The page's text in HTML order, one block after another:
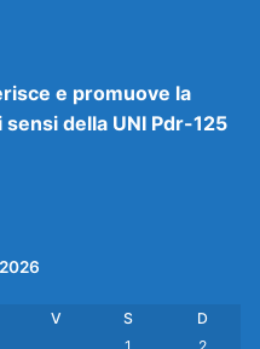
e promuove la
della UNI Pdr-125
V S
D